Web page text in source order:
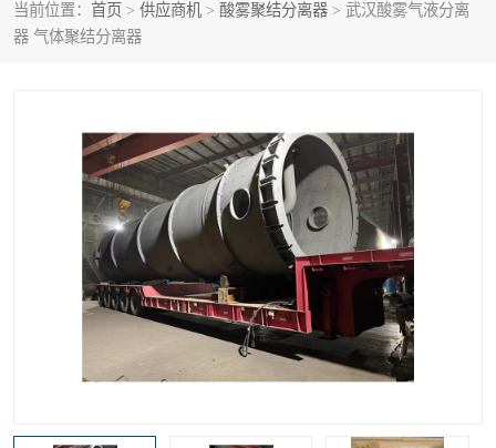
当前位置： 首页 > 供应商机 > 酸雾聚结分离器 > 武汉酸雾气液分离
器 气体聚结分离器
甲醇过滤器 液氨除油除水过滤器
高炉煤气过滤器 替代进口过滤器
化工盐酸气聚结器 耐腐蚀除雾器滤芯